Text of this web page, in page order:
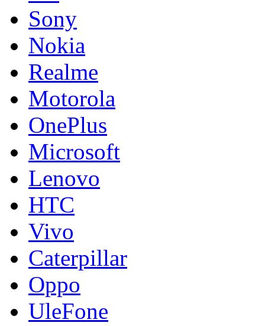
Sony
Nokia
Realme
Motorola
OnePlus
Microsoft
Lenovo
HTC
Vivo
Caterpillar
Oppo
UleFone